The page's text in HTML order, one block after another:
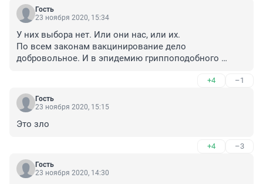
Гость
23 ноября 2020, 15:34
У них выбора нет. Или они нас, или их.
По всем законам вакцинирование дело
добровольное. И в эпидемию гриппоподобного
+4 –1
Гость
23 ноября 2020, 15:15
Это зло
+4 –3
Гость
23 ноября 2020, 14:30